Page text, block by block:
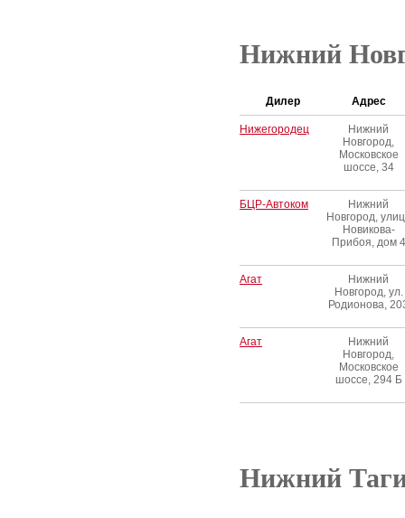
Нижний
Дилер Адрес
Нижегородец
Нижний
Новгород,
Московское
шоссе, 34
БЦР-Автоком
Нижний
Новгород,
Новикова-
Прибоя, дом 4
Агат
Нижний
Новгород, ул.
Родионова,
Агат
Нижний
Новгород,
Московское
шоссе, 294 Б
Нижний